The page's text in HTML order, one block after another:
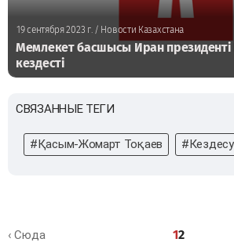
19 сентября 2023 г./ Новости Казахстана
Мемлекет басшысы Иран
кездесті
СВЯЗАННЫЕ ТЕГИ
#Қасым-Жомарт Тоқаев #Кездесу
‹ Сюда 12